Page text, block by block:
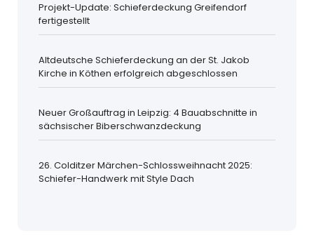
Projekt-Update: Schieferdeckung Greifendorf
fertigestellt
Altdeutsche Schieferdeckung an der St. Jakob
Kirche in Köthen erfolgreich abgeschlossen
Neuer Großauftrag in Leipzig: 4 Bauabschnitte in
sächsischer Biberschwanzdeckung
26. Colditzer Märchen-Schlossweihnacht 2025:
Schiefer-Handwerk mit Style Dach